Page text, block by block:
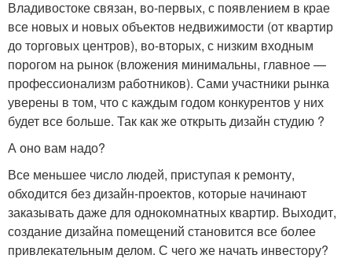
Владивостоке связан, во-первых, с появлением в крае
все новых и новых объектов недвижимости (от квартир
до торговых центров), во-вторых, с низким входным
порогом на рынок (вложения минимальны, главное —
профессионализм работников). Сами участники рынка
уверены в том, что с каждым годом конкурентов у них
будет все больше. Так как же открыть дизайн студию ?
А оно вам надо?
Все меньшее число людей, приступая к ремонту,
обходится без дизайн-проектов, которые начинают
заказывать даже для однокомнатных квартир. Выходит,
создание дизайна помещений становится все более
привлекательным делом. С чего же начать инвестору?